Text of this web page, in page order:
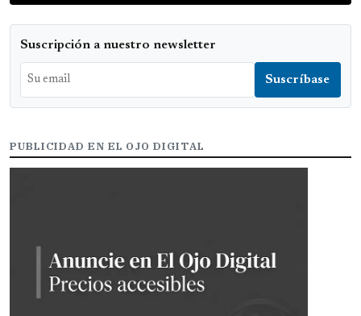
Suscripción a nuestro newsletter
PUBLICIDAD EN EL OJO DIGITAL